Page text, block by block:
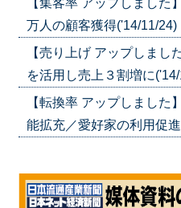
万人の顧客獲得('14/11/24)
【売り上げ アップしまし
を活用し売上３割増に
【転換率 アップしました
能拡充／愛好家の利用促